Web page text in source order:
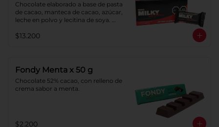
Chocolate elaborado a base de pasta
de cacao, manteca de cacao, azúcar,
leche en polvo y lecitina de soya.
$13.200
Fondy Menta x 50 g
Chocolate 52% cacao, con relleno de
crema sabor a menta.
$2.200